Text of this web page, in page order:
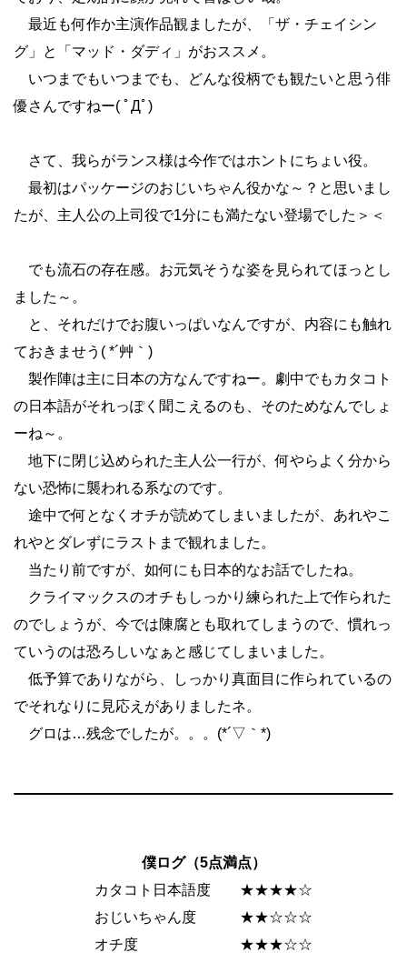
最近も何作か主演作品観ましたが、「ザ・チェイシン
グ」と「マッド・ダディ」がおススメ。
いつまでもいつまでも、どんな役柄でも観たいと思う俳
優さんですねー( ﾟДﾟ)
さて、我らがランス様は今作ではホントにちょい役。
最初はパッケージのおじいちゃん役かな～？と思いまし
たが、主人公の上司役で1分にも満たない登場でした＞＜
でも流石の存在感。お元気そうな姿を見られてほっとし
ました～。
と、それだけでお腹いっぱいなんですが、内容にも触れ
ておきませう( *´艸｀)
製作陣は主に日本の方なんですねー。劇中でもカタコト
の日本語がそれっぽく聞こえるのも、そのためなんでしょ
ーね～。
地下に閉じ込められた主人公一行が、何やらよく分から
ない恐怖に襲われる系なのです。
途中で何となくオチが読めてしまいましたが、あれやこ
れやとダレずにラストまで観れました。
当たり前ですが、如何にも日本的なお話でしたね。
クライマックスのオチもしっかり練られた上で作られた
のでしょうが、今では陳腐とも取れてしまうので、慣れっ
ていうのは恐ろしいなぁと感じてしまいました。
低予算でありながら、しっかり真面目に作られているの
でそれなりに見応えがありましたネ。
グロは…残念でしたが。。。(*´▽｀*)
僕ログ（5点満点）
カタコト日本語度 ★★★★☆
おじいちゃん度 ★★☆☆☆
オチ度 ★★★☆☆